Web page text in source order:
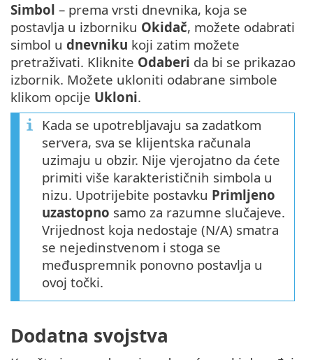
Simbol – prema vrsti dnevnika, koja se
postavlja u izborniku Okidač, možete odabrati
simbol u dnevniku koji zatim možete
pretraživati. Kliknite Odaberi da bi se prikazao
izbornik. Možete ukloniti odabrane simbole
klikom opcije Ukloni.
Kada se upotrebljavaju sa zadatkom
servera, sva se klijentska računala
uzimaju u obzir. Nije vjerojatno da ćete
primiti više karakterističnih simbola u
nizu. Upotrijebite postavku Primljeno
uzastopno samo za razumne slučajeve.
Vrijednost koja nedostaje (N/A) smatra
se nejedinstvenom i stoga se
međuspremnik ponovno postavlja u
ovoj točki.
Dodatna svojstva